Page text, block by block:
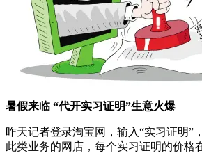
暑假来临 “代开实习证明”生意火爆
昨天记者登录淘宝网，输入“实习证明”
此类业务的网店，每个实习证明的价格